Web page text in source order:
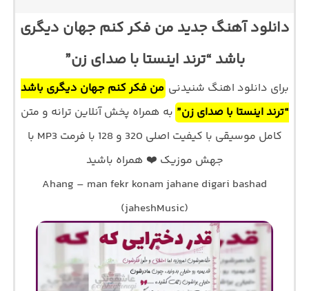
دانلود آهنگ جدید من فکر کنم جهان دیگری
باشد “ترند اینستا با صدای زن”
برای دانلود اهنگ شنیدنی من فکر کنم جهان دیگری باشد
“ترند اینستا با صدای زن” به همراه پخش آنلاین ترانه و متن
کامل موسیقی با کیفیت اصلی 320 و 128 با فرمت MP3 با
جهش موزیک ❤️ همراه باشید
Ahang – man fekr konam jahane digari bashad
(jaheshMusic)